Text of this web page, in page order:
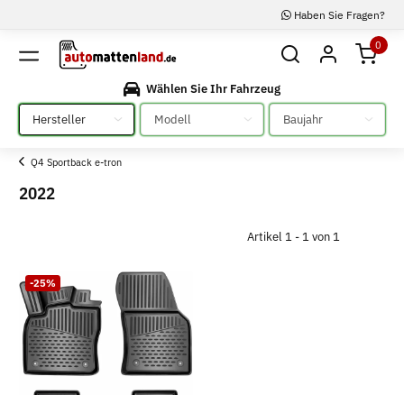
Haben Sie Fragen?
0
Wählen Sie Ihr Fahrzeug
Bitte auswählen
Bitte auswählen Bitte auswählen
Q4 Sportback e-tron
2022
Artikel 1 - 1 von 1
-25%